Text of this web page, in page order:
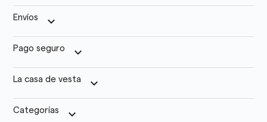
Envíos keyboard_arrow_down
Pago seguro keyboard_arrow_down
La casa de vesta keyboard_arrow_down
Categorías keyboard_arrow_down